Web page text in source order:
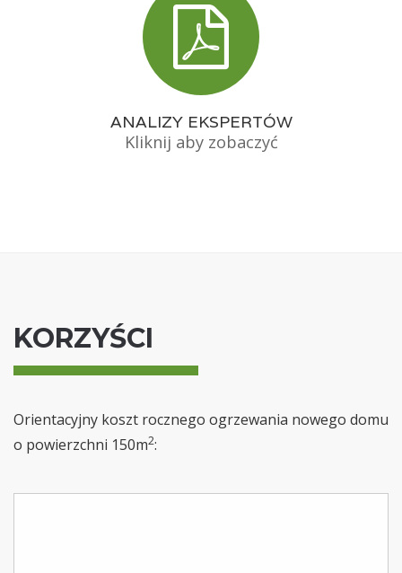
ANALIZY EKSPERTÓW
Kliknij aby zobaczyć
KORZYŚCI
Orientacyjny koszt rocznego ogrzewania nowego domu
o powierzchni 150m2: